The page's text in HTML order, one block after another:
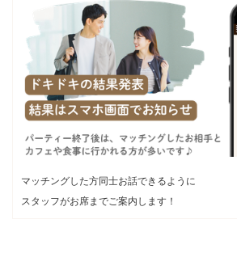
マッチングした方同士お話できるように
スタッフがお席までご案内します！